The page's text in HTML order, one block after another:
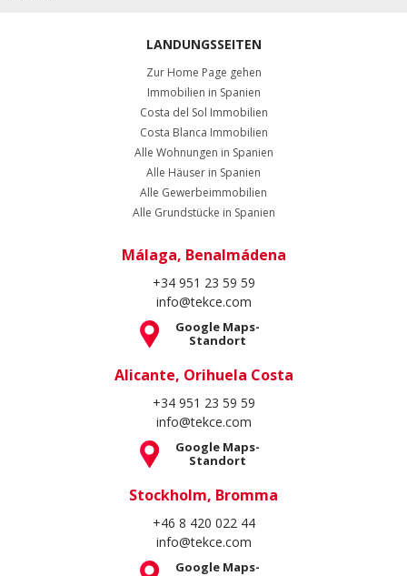
LANDUNGSSEITEN
Zur Home Page gehen
Immobilien in Spanien
Costa del Sol Immobilien
Costa Blanca Immobilien
Alle Wohnungen in Spanien
Alle Häuser in Spanien
Alle Gewerbeimmobilien
Alle Grundstücke in Spanien
Málaga, Benalmádena
+34 951 23 59 59
info@tekce.com
Google Maps-
Standort
Alicante, Orihuela Costa
+34 951 23 59 59
info@tekce.com
Google Maps-
Standort
Stockholm, Bromma
+46 8 420 022 44
info@tekce.com
Google Maps-